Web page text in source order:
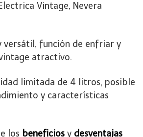
Vintage, Nevera
versátil, función de enfriar y
atractivo.
limitada de 4 litros, posible
y características
los beneficios y desventajas